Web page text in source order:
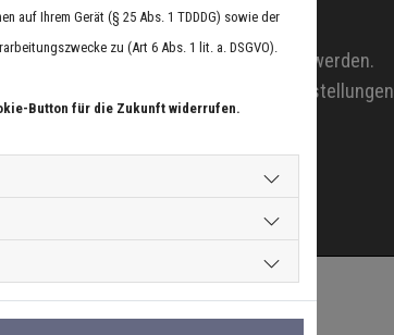
Maps inaktiv
kann dieses Modul nicht geladen werden.
passen Sie bitte Ihre Cookie-Einstellungen
auf Ihrem Gerät (§ 25 Abs. 1 TDDDG) sowie der
zu (Art 6 Abs. 1 lit. a. DSGVO).
Button für die Zukunft widerrufen.